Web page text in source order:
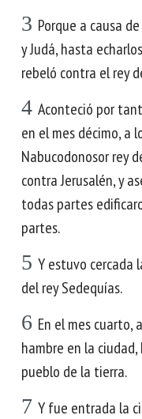
3 Porque a causa
y Judá, hasta
rebeló contra el rey
4 Aconteció por
en el mes décimo, a
Nabucodonosor rey
contra Jerusalén, y
todas partes
partes.
5 Y estuvo cercada
del rey Sedequías.
6 En el mes cuarto,
hambre en la
pueblo de la tierra.
7 Y fue entrada la